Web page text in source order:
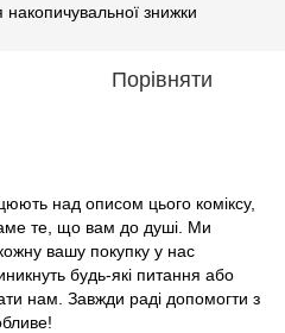
знижки
Порівняти
над описом цього коміксу,
те, що вам до душі. Ми
вашу покупку у нас
будь-які питання або
нам. Завжди раді допомогти з